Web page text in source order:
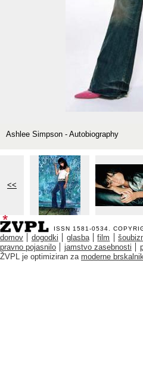
Ashlee Simpson - Autobiography
<<
ISSN 1581-0534.
domov dogodki glasba film
pravno pojasnilo
jamstvo zasebnosti
ŽVPL je optimiziran za moderne